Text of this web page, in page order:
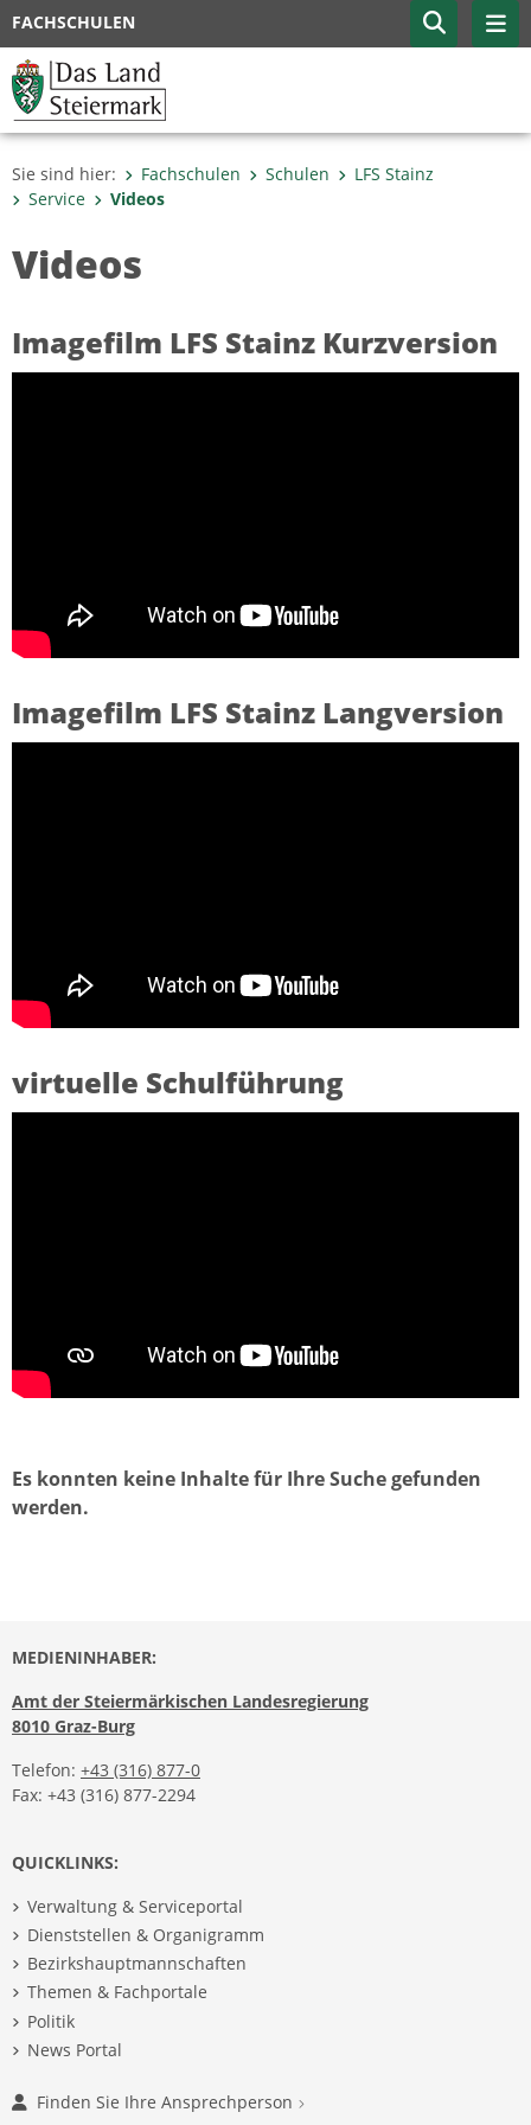
FACHSCHULEN
Sie sind hier: Fachschulen Schulen
LFS Stainz
Service
Videos
Videos
Imagefilm LFS Stainz Kurzversion
Imagefilm LFS Stainz Langversion
virtuelle Schulführung
Es konnten keine Inhalte für Ihre Suche gefunden
werden.
MEDIENINHABER:
Amt der Steiermärkischen Landesregierung
8010 Graz-Burg
Telefon: +43 (316) 877-0
Fax: +43 (316) 877-2294
QUICKLINKS:
Verwaltung & Serviceportal
Dienststellen & Organigramm
Bezirkshauptmannschaften
Themen & Fachportale
Politik
News Portal
Finden Sie Ihre Ansprechperson